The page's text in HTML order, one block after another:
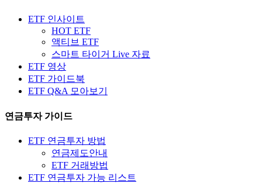
ETF 인사이트
HOT ETF
액티브 ETF
스마트 타이거 Live 자료
ETF 영상
ETF 가이드북
ETF Q&A 모아보기
연금투자 가이드
ETF 연금투자 방법
연금제도안내
ETF 거래방법
ETF 연금투자 가능 리스트